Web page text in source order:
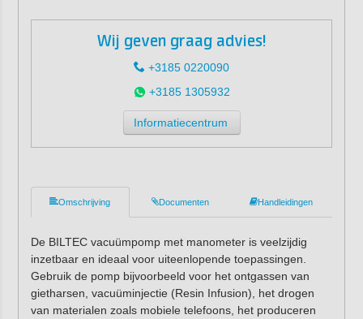
Wij geven graag advies!
+3185 0220090
+3185 1305932
Informatiecentrum
Omschrijving Documenten Handleidingen
De BILTEC vacuümpomp met manometer is veelzijdig
inzetbaar en ideaal voor uiteenlopende toepassingen.
Gebruik de pomp bijvoorbeeld voor het ontgassen van
gietharsen, vacuüminjectie (Resin Infusion), het drogen
van materialen zoals mobiele telefoons, het produceren